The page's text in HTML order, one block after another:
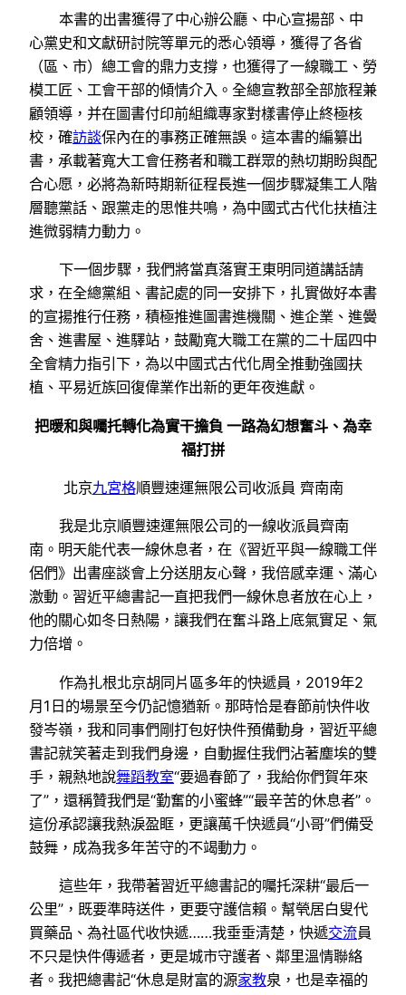
本書的出書獲得了中心辦公廳、中心宣揚部、中
心黨史和文獻研討院等單元的悉心領導，獲得了各省
（區、市）總工會的鼎力支撐，也獲得了一線職工、勞
模工匠、工會干部的傾情介入。全總宣教部全部旅程兼
顧領導，并在圖書付印前組織專家對樣書停止終極核
校，確訪談保內在的事務正確無誤。這本書的編纂出
書，承載著寬大工會任務者和職工群眾的熱切期盼與配
合心愿，必將為新時期新征程長進一個步驟凝集工人階
層聽黨話、跟黨走的思惟共鳴，為中國式古代化扶植注
進微弱精力動力。
下一個步驟，我們將當真落實王東明同道講話請
求，在全總黨組、書記處的同一安排下，扎實做好本書
的宣揚推行任務，積極推進圖書進機關、進企業、進黌
舍、進書屋、進驛站，鼓勵寬大職工在黨的二十屆四中
全會精力指引下，為以中國式古代化周全推動強國扶
植、平易近族回復偉業作出新的更年夜進獻。
把暖和與囑托轉化為實干擔負 一路為幻想奮斗、為幸
福打拼
北京九宮格順豐速運無限公司收派員 齊南南
我是北京順豐速運無限公司的一線收派員齊南
南。明天能代表一線休息者，在《習近平與一線職工伴
侶們》出書座談會上分送朋友心聲，我倍感幸運、滿心
激動。習近平總書記一直把我們一線休息者放在心上，
他的關心如冬日熱陽，讓我們在奮斗路上底氣實足、氣
力倍增。
作為扎根北京胡同片區多年的快遞員，2019年2
月1日的場景至今仍記憶猶新。那時恰是春節前快件收
發岑嶺，我和同事們剛打包好快件預備動身，習近平總
書記就笑著走到我們身邊，自動握住我們沾著塵埃的雙
手，親熱地說舞蹈教室“要過春節了，我給你們賀年來
了”，還稱贊我們是“勤奮的小蜜蜂”“最辛苦的休息者”。
這份承認讓我熱淚盈眶，更讓萬千快遞員“小哥”們備受
鼓舞，成為我多年苦守的不竭動力。
這些年，我帶著習近平總書記的囑托深耕“最后一
公里”，既要準時送件，更要守護信賴。幫煢居白叟代
買藥品、為社區代收快遞……我垂垂清楚，快遞交流員
不只是快件傳遞者，更是城市守護者、鄰里溫情聯絡
者。我把總書記“休息是財富的源家教泉，也是幸福的